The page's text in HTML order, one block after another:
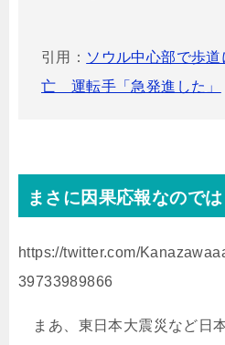
引用： ソウル中心部で歩
亡 運転手「急発進した」
まさに因果応報なのでは
https://twitter.com/
39733989866
まあ、東日本大震災など日